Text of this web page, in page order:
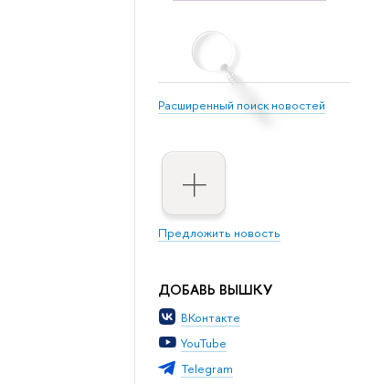
Расширенный поиск новостей
Предложить новость
ДОБАВЬ ВЫШКУ
ВКонтакте
YouTube
Telegram